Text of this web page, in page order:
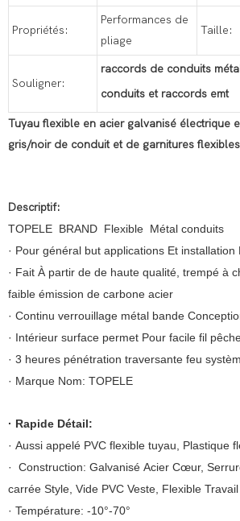
Propriétés:
Performances de
pliage
Taille:
Souligner:
raccords de conduits
conduits et raccords emt
Tuyau flexible en acier galvanisé électrique
gris/noir de conduit et de garnitures flexibles
Descriptif:
TOPELE BRAND Flexible Métal conduits
· Pour général but applications Et
· Fait À partir de de haute qualité, trempé à
faible émission de carbone acier
· Continu verrouillage métal bande
· Intérieur surface permet Pour facile fil
· 3 heures pénétration traversante feu
· Marque Nom: TOPELE
· Rapide Détail:
· Aussi appelé PVC flexible tuyau, Plastique
· Construction: Galvanisé Acier Cœur,
carrée Style, Vide PVC Veste, Flexible Travail
· Température: -10°-70°